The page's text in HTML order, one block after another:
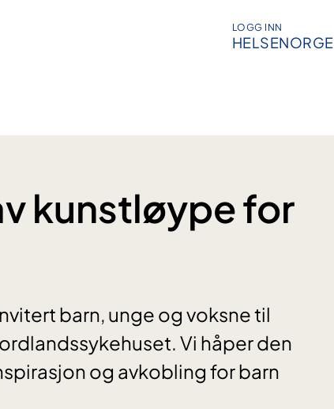
LOGG INN
HELSENORGE
kunstløype for
barn, unge og voksne til
Vi håper den
og avkobling for barn